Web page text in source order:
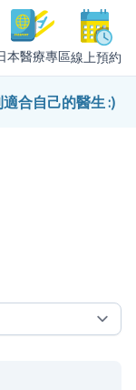
本醫療專區線上預約
合自己的醫生 :)